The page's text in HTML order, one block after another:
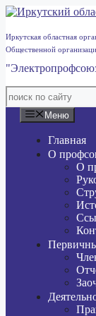
Перейти
содержимому
Иркутская областная
Общественной
Меню
Главная
О
О